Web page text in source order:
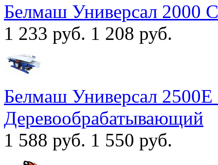
Белмаш Универсал 2000
1 233 руб. 1 208 руб.
Белмаш Универсал 2500Е
Деревообрабатывающий
1 588 руб. 1 550 руб.